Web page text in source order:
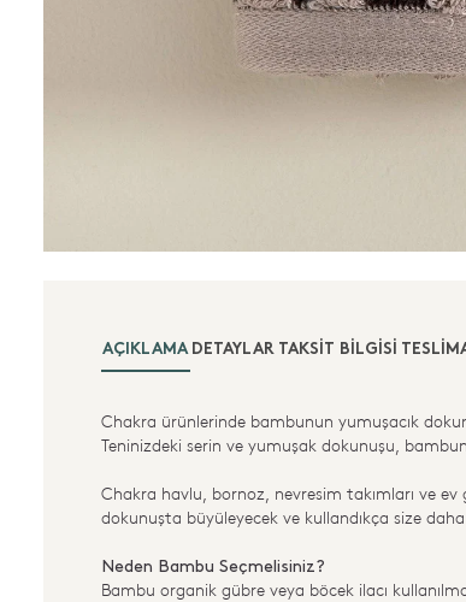
AÇIKLAMA DETAYLAR TAKSIT BILGISI
Chakra ürünlerinde bambunun yumuşacık
Teninizdeki serin ve yumuşak dokunuşu,
Chakra havlu, bornoz, nevresim takımları ve
dokunuşta büyüleyecek ve kullandıkça size
Neden Bambu Seçmelisiniz?
Bambu organik gübre veya böcek ilacı